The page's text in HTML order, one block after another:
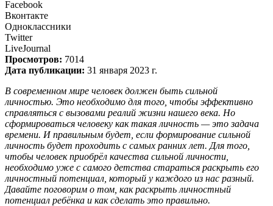
Facebook
Вконтакте
Одноклассники
Twitter
LiveJournal
Просмотров: 7014
Дата публикации: 31 января 2023 г.
В современном мире человек должен быть сильной
личностью. Это необходимо для того, чтобы эффективно
справляться с вызовами реалий жизни нашего века. Но
сформироваться человеку как такая личность — это задача
времени. И правильным будет, если формирование сильной
личность будет проходить с самых ранних лет. Для того,
чтобы человек приобрёл качества сильной личности,
необходимо уже с самого детства стараться раскрыть его
личностный потенциал, который у каждого из нас разный.
Давайте поговорим о том, как раскрыть личностный
потенциал ребёнка и как сделать это правильно.